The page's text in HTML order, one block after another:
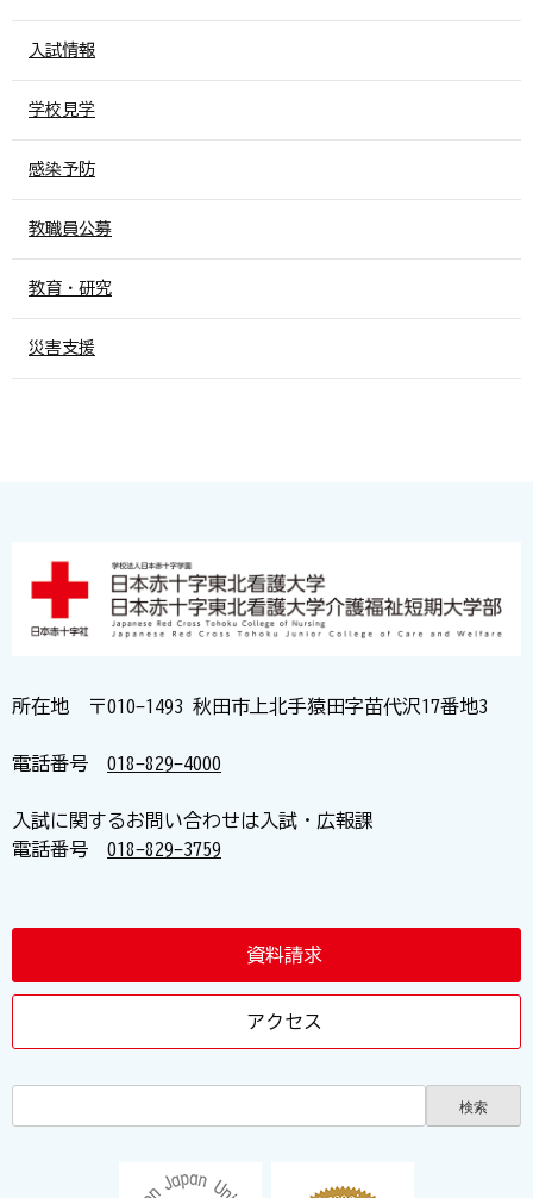
入試情報
学校見学
感染予防
教職員公募
教育・研究
災害支援
所在地 〒010-1493 秋田市上北手猿田字苗代沢17番地3
電話番号 018-829-4000
入試に関するお問い合わせは入試・広報課
電話番号 018-829-3759
資料請求
アクセス